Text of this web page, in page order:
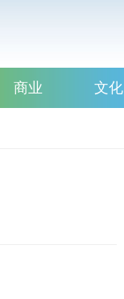
商业 文化